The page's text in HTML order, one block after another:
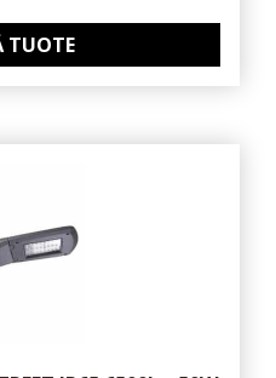
TUOTE